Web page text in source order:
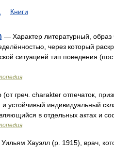
Книги
— Характер литературный, образ
через который
ситуацией тип поведения
(от греч. charakter отпечаток,
устойчивый индивидуальный
в отдельных актах и
Хауэлл (р. 1915), врач,